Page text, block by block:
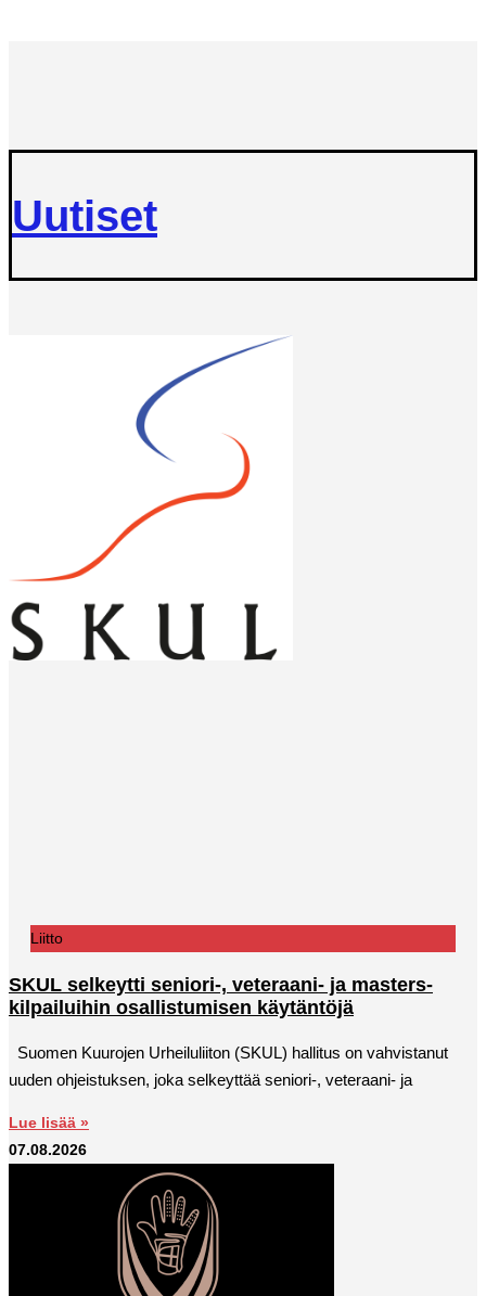
Uutiset
Liitto
SKUL selkeytti seniori-, veteraani- ja masters-
kilpailuihin osallistumisen käytäntöjä
Suomen Kuurojen Urheiluliiton (SKUL) hallitus on vahvistanut
uuden ohjeistuksen, joka selkeyttää seniori-, veteraani- ja
Lue lisää »
07.08.2026